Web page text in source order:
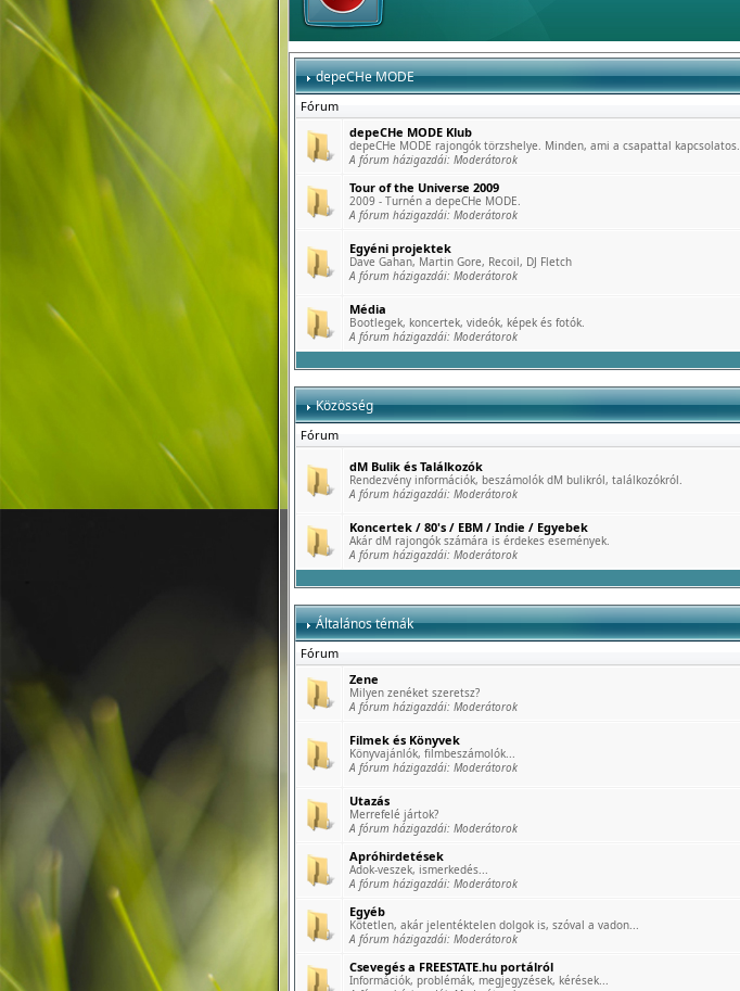
depeCHe MODE
Fórum
depeCHe MODE Klub
depeCHe MODE rajongók törzshelye. Minden, ami a csapattal kapcsolatos.
A fórum házigazdái: Moderátorok
Tour of the Universe 2009
2009 - Turnén a depeCHe MODE.
A fórum házigazdái: Moderátorok
Egyéni projektek
Dave Gahan, Martin Gore, Recoil, DJ Fletch
A fórum házigazdái: Moderátorok
Média
Bootlegek, koncertek, videók, képek és fotók.
A fórum házigazdái: Moderátorok
Közösség
Fórum
dM Bulik és Találkozók
Rendezvény információk, beszámolók dM bulikról, találkozókról.
A fórum házigazdái: Moderátorok
Koncertek / 80's / EBM / Indie / Egyebek
Akár dM rajongók számára is érdekes események.
A fórum házigazdái: Moderátorok
Általános témák
Fórum
Zene
Milyen zenéket szeretsz?
A fórum házigazdái: Moderátorok
Filmek és Könyvek
Könyvajánlók, filmbeszámolók...
A fórum házigazdái: Moderátorok
Utazás
Merrefelé jártok?
A fórum házigazdái: Moderátorok
Apróhirdetések
Adok-veszek, ismerkedés...
A fórum házigazdái: Moderátorok
Egyéb
Kötetlen, akár jelentéktelen dolgok is, szóval a vadon...
A fórum házigazdái: Moderátorok
Csevegés a FREESTATE.hu portálról
Információk, problémák, megjegyzések, kérések...